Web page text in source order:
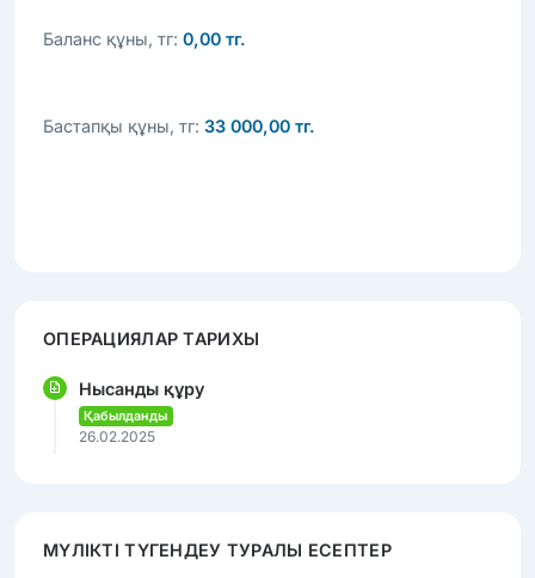
Баланс құны, тг: 0,00 тг.
Бастапқы құны, тг: 33 000,00 тг.
ОПЕРАЦИЯЛАР ТАРИХЫ
Нысанды құру
Қабылданды
26.02.2025
МҮЛІКТІ ТҮГЕНДЕУ ТУРАЛЫ ЕСЕПТЕР